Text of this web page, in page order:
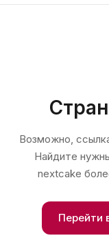
Возможно,
Найдите
nextcake
Перейти